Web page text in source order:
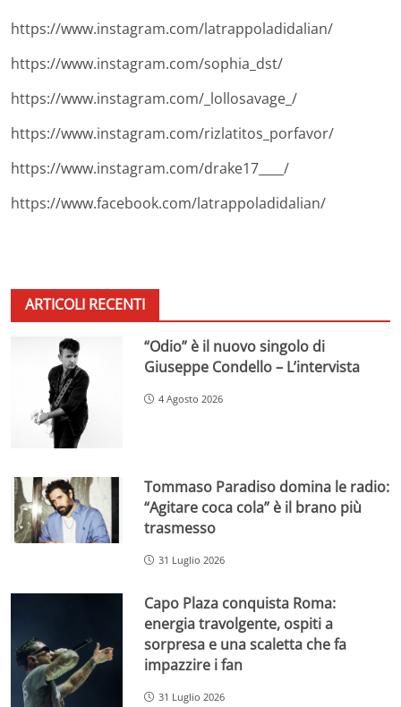
https://www.instagram.com/latrappoladidalian/
https://www.instagram.com/sophia_dst/
https://www.instagram.com/_lollosavage_/
https://www.instagram.com/rizlatitos_porfavor/
https://www.instagram.com/drake17____/
https://www.facebook.com/latrappoladidalian/
ARTICOLI RECENTI
“Odio” è il nuovo singolo di
Giuseppe Condello – L’intervista
4 Agosto 2026
Tommaso Paradiso domina le radio:
“Agitare coca cola” è il brano più
trasmesso
31 Luglio 2026
Capo Plaza conquista Roma:
energia travolgente, ospiti a
sorpresa e una scaletta che fa
impazzire i fan
31 Luglio 2026